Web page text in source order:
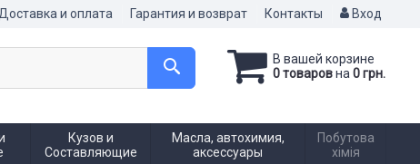
Доставка и оплата Гарантия и возврат Контакты Вход
В вашей корзине
0 товаровна 0 грн.
Кузов и
Составляющие
Масла, автохимия,
аксессуары
Побутова
хімія